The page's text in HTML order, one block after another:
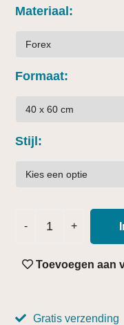
Materiaal
Formaat
Stijl
Toevoegen aan
Gratis verzending